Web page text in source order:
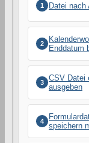
1 Datei nach
2
Enddatum
3
CSV Datei
ausgeben
4
speichern